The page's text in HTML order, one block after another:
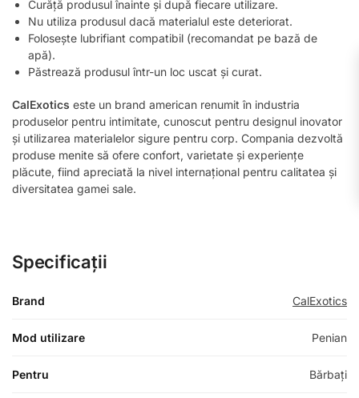
Curăță produsul înainte și după fiecare utilizare.
Nu utiliza produsul dacă materialul este deteriorat.
Folosește lubrifiant compatibil (recomandat pe bază de
apă).
Păstrează produsul într-un loc uscat și curat.
CalExotics este un brand american renumit în industria
produselor pentru intimitate, cunoscut pentru designul inovator
și utilizarea materialelor sigure pentru corp. Compania dezvoltă
produse menite să ofere confort, varietate și experiențe
plăcute, fiind apreciată la nivel internațional pentru calitatea și
diversitatea gamei sale.
Specificații
Brand CalExotics
Mod utilizare Penian
Pentru Bărbați